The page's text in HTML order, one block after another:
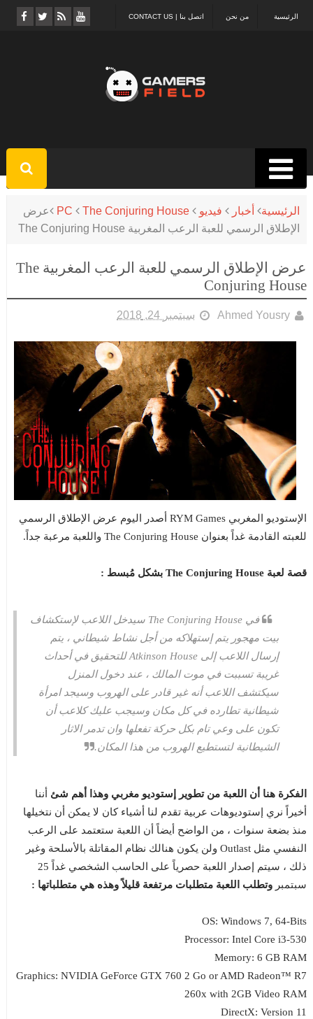
اتصل بنا | CONTACT US من نحن الرئيسية
الرئيسية أخبار فيديو PC The Conjuring House
عرض
الإطلاق الرسمي للعبة الرعب المغربية The Conjuring House
عرض الإطلاق الرسمي للعبة الرعب المغربية The
Conjuring House
Ahmed Yousry سبتمبر 24, 2018
الإستوديو المغربي RYM Games أصدر اليوم عرض الإطلاق الرسمي
للعبته القادمة غداً بعنوان The Conjuring House واللعبة مرعبة جداً.
قصة لعبة The Conjuring House بشكل مُبسط :
في The Conjuring House سيدخل اللاعب لإستكشاف
بيت مهجور يتم إستهلاكه من أجل نشاط شيطاني ، يتم
إرسال اللاعب إلى Atkinson House للتحقيق في أحداث
غريبة تسببت في موت المالك ، عند دخول المنزل
سيكتشف اللاعب أنه غير قادر على الهروب وسيجد امرأة
شيطانية تطارده في كل مكان وسيجب عليك كلاعب أن
تكون على وعي تام بكل حركة تفعلها وان تدمر الاثار
الشيطانية لتستطيع الهروب من هذا المكان.
الفكرة هنا أن اللعبة من تطوير إستوديو مغربي وهذا أهم شئ أننا
أخيراً نري إستوديوهات عربية تقدم لنا أشياء كان لا يمكن أن نتخيلها
منذ بضعة سنوات ، من الواضح أيضاً أن اللعبة ستعتمد على الرعب
النفسي مثل Outlast ولن يكون هنالك نظام المقاتلة بالأسلحة وغير
ذلك ، سيتم إصدار اللعبة حصرياً على الحاسب الشخصي غداً 25
سبتمبر وتطلب اللعبة متطلبات مرتفعة قليلاً وهذه هي متطلباتها :
OS: Windows 7, 64-Bits
Processor: Intel Core i3-530
Memory: 6 GB RAM
Graphics: NVIDIA GeForce GTX 760 2 Go or AMD Radeon™ R7
260x with 2GB Video RAM
DirectX: Version 11